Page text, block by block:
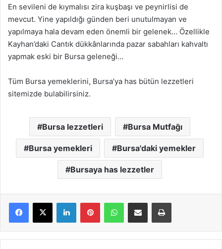
En sevileni de kıymalısı zira kuşbaşı ve peynirlisi de
mevcut. Yine yapıldığı günden beri unutulmayan ve
yapılmaya hala devam eden önemli bir gelenek… Özellikle
Kayhan’daki Cantık dükkânlarında pazar sabahları kahvaltı
yapmak eski bir Bursa geleneği…
Tüm Bursa yemeklerini, Bursa’ya has bütün lezzetleri
sitemizde bulabilirsiniz.
Bursa lezzetleri Bursa Mutfağı
Bursa yemekleri Bursa'daki yemekler
Bursaya has lezzetler